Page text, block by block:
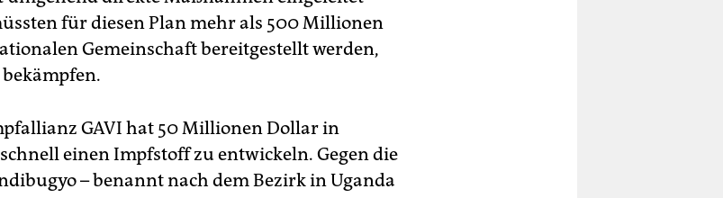
für diesen Plan mehr als 500 Millionen
Gemeinschaft bereitgestellt werden,
GAVI hat 50 Millionen Dollar in
einen Impfstoff zu entwickeln. Gegen die
– benannt nach dem Bezirk in Uganda